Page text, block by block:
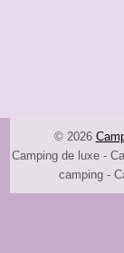
© 2026
Camping de luxe -
camping -